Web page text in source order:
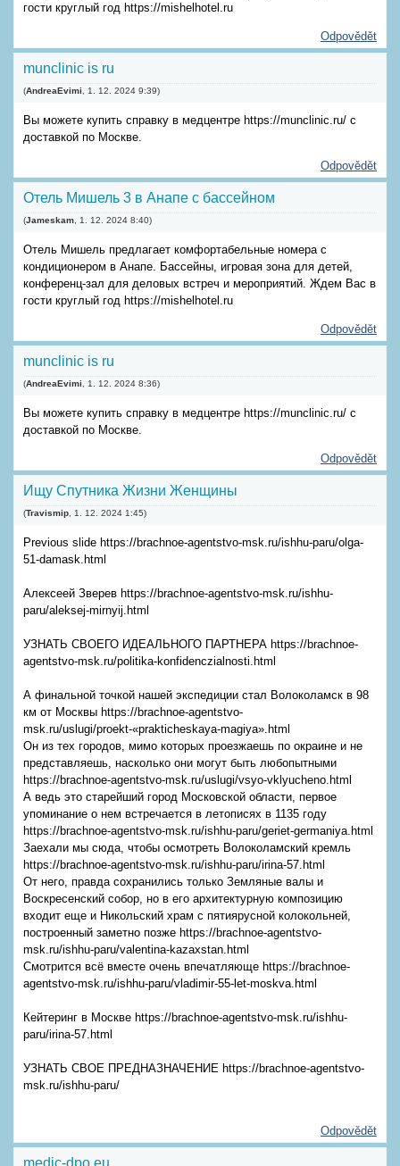
гости круглый год https://mishelhotel.ru
Odpovědět
munclinic is ru
(AndreaEvimi 1. 12. 2024 9:39)
Вы можете купить справку в медцентре https://munclinic.ru/ с
доставкой по Москве.
Odpovědět
Отель Мишель 3 в Анапе с бассейном
(Jameskam 1. 12. 2024 8:40)
Отель Мишель предлагает комфортабельные номера с
кондиционером в Анапе. Бассейны, игровая зона для детей,
конференц-зал для деловых встреч и мероприятий. Ждем Вас в
гости круглый год https://mishelhotel.ru
Odpovědět
munclinic is ru
(AndreaEvimi 1. 12. 2024 8:36)
Вы можете купить справку в медцентре https://munclinic.ru/ с
доставкой по Москве.
Odpovědět
Ищу Спутника Жизни Женщины
(Travismip 1. 12. 2024 1:45)
Previous slide https://brachnoe-agentstvo-msk.ru/ishhu-paru/olga-
51-damask.html
Алексеей Зверев https://brachnoe-agentstvo-msk.ru/ishhu-
paru/aleksej-mirnyij.html
УЗНАТЬ СВОЕГО ИДЕАЛЬНОГО ПАРТНЕРА https://brachnoe-
agentstvo-msk.ru/politika-konfidenczialnosti.html
А финальной точкой нашей экспедиции стал Волоколамск в 98
км от Москвы https://brachnoe-agentstvo-
msk.ru/uslugi/proekt-«prakticheskaya-magiya».html
Он из тех городов, мимо которых проезжаешь по окраине и не
представляешь, насколько они могут быть любопытными
https://brachnoe-agentstvo-msk.ru/uslugi/vsyo-vklyucheno.html
А ведь это старейший город Московской области, первое
упоминание о нем встречается в летописях в 1135 году
https://brachnoe-agentstvo-msk.ru/ishhu-paru/geriet-germaniya.html
Заехали мы сюда, чтобы осмотреть Волоколамский кремль
https://brachnoe-agentstvo-msk.ru/ishhu-paru/irina-57.html
От него, правда сохранились только Земляные валы и
Воскресенский собор, но в его архитектурную композицию
входит еще и Никольский храм с пятиярусной колокольней,
построенный заметно позже https://brachnoe-agentstvo-
msk.ru/ishhu-paru/valentina-kazaxstan.html
Смотрится всё вместе очень впечатляюще https://brachnoe-
agentstvo-msk.ru/ishhu-paru/vladimir-55-let-moskva.html
Кейтеринг в Москве https://brachnoe-agentstvo-msk.ru/ishhu-
paru/irina-57.html
УЗНАТЬ СВОЕ ПРЕДНАЗНАЧЕНИЕ https://brachnoe-agentstvo-
msk.ru/ishhu-paru/
Odpovědět
medic-dpo eu